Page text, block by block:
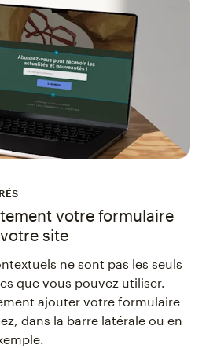
votre formulaire
site
ne sont pas les seuls
que vous pouvez utiliser.
ajouter votre formulaire
dans la barre latérale ou en